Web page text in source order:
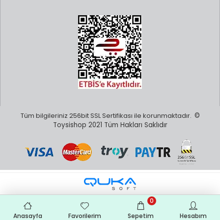
Parça birleştirme süreçleri sırasında çocuklar planlama
yapmayı, adım adım ilerlemeyi ve sabırla çalışmayı öğrenir.
Özellikle 0-3 yaş döneminde bu gelişimsel fayda daha da
Bebek Blok Oyuncakları (0-3 Yaş)
kategorisinde yer alan büyük parçalı, güvenli ve renkli yapı
setleri minik eller için özel olarak tasarlanır. Bu oyuncaklar el-
göz koordinasyonunu, kavrama becerilerini ve erken dönem
problem çözme yeteneklerini destekler.
oyuncaklar da son derece kaliteli ve eğitici içeriklere sahiptir.
Alternatif Yapı Blok Oyuncaklarıkategorisinde yer alan
Sluban, Qman, Banbao gibi markalar, LEGO ile uyumlu parça
yapılarıyla bütçe dostu seçenekler sunar. Araba, uzay, şehir,
hayvan ve daha birçok temada alternatif blok setleriyle
çocuklar farklı dünyalar inşa ederken yaratıcı yönlerini de
geliştirir.
Yetişkinler İçin Koleksiyonluk ve Detaylı Yapı
Setleri
Yapı oyuncakları sadece çocuklara özel değildir. Yetişkin
Tüm bilgileriniz 256bit SSL Sertifikası ile korunmaktadır. ©
Toysishop 2021 Tüm Hakları Saklıdır
Anasayfa Favorilerim Sepetim
0
Hesabım